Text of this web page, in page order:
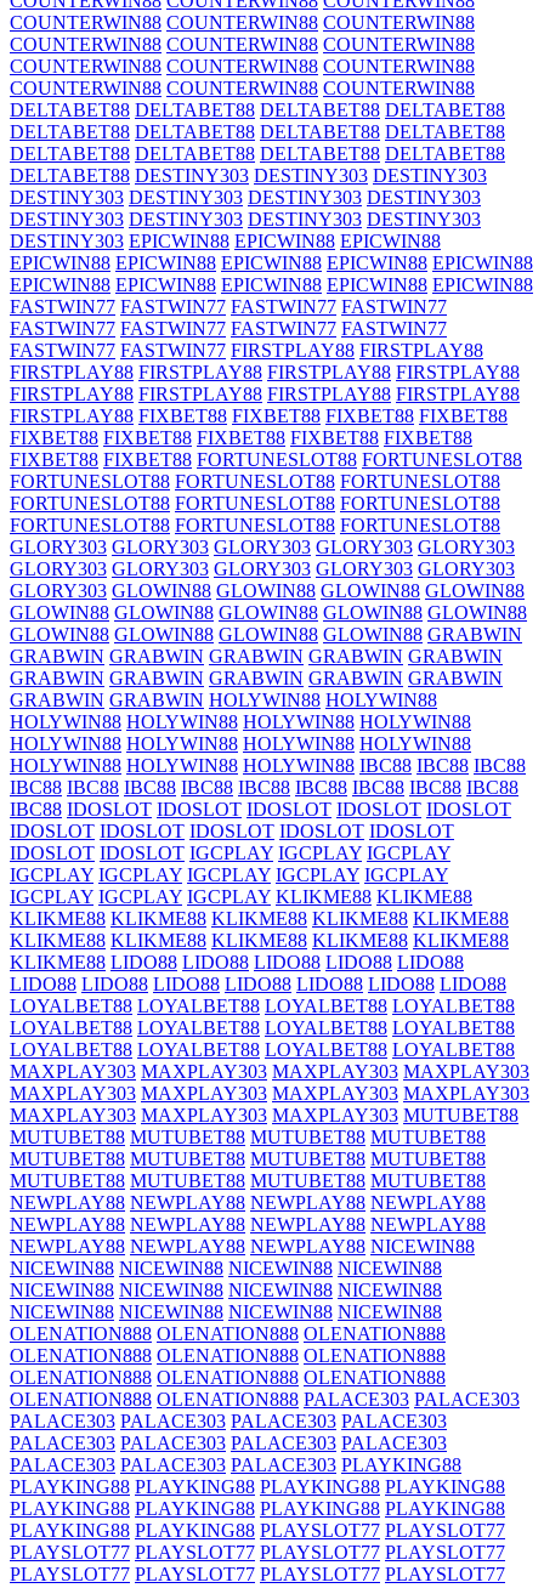
COUNTERWIN88 COUNTERWIN88 COUNTERWIN88
COUNTERWIN88 COUNTERWIN88 COUNTERWIN88
COUNTERWIN88 COUNTERWIN88 COUNTERWIN88
COUNTERWIN88 COUNTERWIN88 COUNTERWIN88
DELTABET88 DELTABET88 DELTABET88 DELTABET88
DELTABET88 DELTABET88 DELTABET88 DELTABET88
DELTABET88 DELTABET88 DELTABET88 DELTABET88
DELTABET88 DESTINY303 DESTINY303 DESTINY303
DESTINY303 DESTINY303 DESTINY303 DESTINY303
DESTINY303 DESTINY303 DESTINY303 DESTINY303
DESTINY303 EPICWIN88 EPICWIN88 EPICWIN88
EPICWIN88 EPICWIN88 EPICWIN88 EPICWIN88 EPICWIN88
EPICWIN88 EPICWIN88 EPICWIN88 EPICWIN88 EPICWIN88
FASTWIN77 FASTWIN77 FASTWIN77 FASTWIN77
FASTWIN77 FASTWIN77 FASTWIN77 FASTWIN77
FASTWIN77 FASTWIN77 FIRSTPLAY88 FIRSTPLAY88
FIRSTPLAY88 FIRSTPLAY88 FIRSTPLAY88 FIRSTPLAY88
FIRSTPLAY88 FIRSTPLAY88 FIRSTPLAY88 FIRSTPLAY88
FIRSTPLAY88 FIXBET88 FIXBET88 FIXBET88 FIXBET88
FIXBET88 FIXBET88 FIXBET88 FIXBET88 FIXBET88
FIXBET88 FIXBET88 FORTUNESLOT88 FORTUNESLOT88
FORTUNESLOT88 FORTUNESLOT88 FORTUNESLOT88
FORTUNESLOT88 FORTUNESLOT88 FORTUNESLOT88
FORTUNESLOT88 FORTUNESLOT88 FORTUNESLOT88
GLORY303 GLORY303 GLORY303 GLORY303 GLORY303
GLORY303 GLORY303 GLORY303 GLORY303 GLORY303
GLORY303 GLOWIN88 GLOWIN88 GLOWIN88 GLOWIN88
GLOWIN88 GLOWIN88 GLOWIN88 GLOWIN88 GLOWIN88
GLOWIN88 GLOWIN88 GLOWIN88 GLOWIN88 GRABWIN
GRABWIN GRABWIN GRABWIN GRABWIN GRABWIN
GRABWIN GRABWIN GRABWIN GRABWIN GRABWIN
GRABWIN GRABWIN HOLYWIN88 HOLYWIN88
HOLYWIN88 HOLYWIN88 HOLYWIN88 HOLYWIN88
HOLYWIN88 HOLYWIN88 HOLYWIN88 HOLYWIN88
HOLYWIN88 HOLYWIN88 HOLYWIN88 IBC88 IBC88 IBC88
IBC88 IBC88 IBC88 IBC88 IBC88 IBC88 IBC88 IBC88 IBC88
IBC88 IDOSLOT IDOSLOT IDOSLOT IDOSLOT IDOSLOT
IDOSLOT IDOSLOT IDOSLOT IDOSLOT IDOSLOT
IDOSLOT IDOSLOT IGCPLAY IGCPLAY IGCPLAY
IGCPLAY IGCPLAY IGCPLAY IGCPLAY IGCPLAY
IGCPLAY IGCPLAY IGCPLAY KLIKME88 KLIKME88
KLIKME88 KLIKME88 KLIKME88 KLIKME88 KLIKME88
KLIKME88 KLIKME88 KLIKME88 KLIKME88 KLIKME88
KLIKME88 LIDO88 LIDO88 LIDO88 LIDO88 LIDO88
LIDO88 LIDO88 LIDO88 LIDO88 LIDO88 LIDO88 LIDO88
LOYALBET88 LOYALBET88 LOYALBET88 LOYALBET88
LOYALBET88 LOYALBET88 LOYALBET88 LOYALBET88
LOYALBET88 LOYALBET88 LOYALBET88 LOYALBET88
MAXPLAY303 MAXPLAY303 MAXPLAY303 MAXPLAY303
MAXPLAY303 MAXPLAY303 MAXPLAY303 MAXPLAY303
MAXPLAY303 MAXPLAY303 MAXPLAY303 MUTUBET88
MUTUBET88 MUTUBET88 MUTUBET88 MUTUBET88
MUTUBET88 MUTUBET88 MUTUBET88 MUTUBET88
MUTUBET88 MUTUBET88 MUTUBET88 MUTUBET88
NEWPLAY88 NEWPLAY88 NEWPLAY88 NEWPLAY88
NEWPLAY88 NEWPLAY88 NEWPLAY88 NEWPLAY88
NEWPLAY88 NEWPLAY88 NEWPLAY88 NICEWIN88
NICEWIN88 NICEWIN88 NICEWIN88 NICEWIN88
NICEWIN88 NICEWIN88 NICEWIN88 NICEWIN88
NICEWIN88 NICEWIN88 NICEWIN88 NICEWIN88
OLENATION888 OLENATION888 OLENATION888
OLENATION888 OLENATION888 OLENATION888
OLENATION888 OLENATION888 OLENATION888
OLENATION888 OLENATION888 PALACE303 PALACE303
PALACE303 PALACE303 PALACE303 PALACE303
PALACE303 PALACE303 PALACE303 PALACE303
PALACE303 PALACE303 PALACE303 PLAYKING88
PLAYKING88 PLAYKING88 PLAYKING88 PLAYKING88
PLAYKING88 PLAYKING88 PLAYKING88 PLAYKING88
PLAYKING88 PLAYKING88 PLAYSLOT77 PLAYSLOT77
PLAYSLOT77 PLAYSLOT77 PLAYSLOT77 PLAYSLOT77
PLAYSLOT77 PLAYSLOT77 PLAYSLOT77 PLAYSLOT77